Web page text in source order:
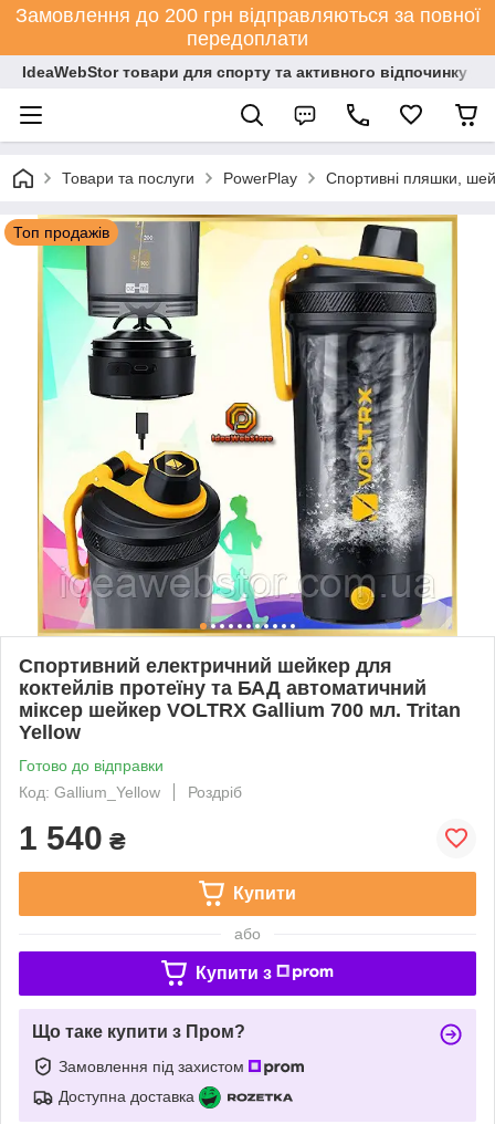
Замовлення до 200 грн відправляються за повної
передоплати
IdeaWebStor товари для спорту та активного відпочинку
Товари та послуги PowerPlay Спортивні пляшки,
Топ продажів
Спортивний електричний шейкер для
коктейлів протеїну та БАД автоматичний
міксер шейкер VOLTRX Gallium 700 мл. Tritan
Yellow
Готово до відправки
Код: Gallium_Yellow
Роздріб
1 540 ₴
Купити
або
Купити з
Що таке купити з Пром?
Замовлення під захистом
Доступна доставка